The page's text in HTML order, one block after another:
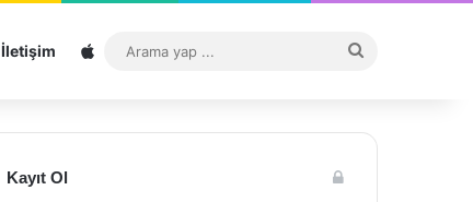
İletişim Sitemap
...
Kayıt Ol